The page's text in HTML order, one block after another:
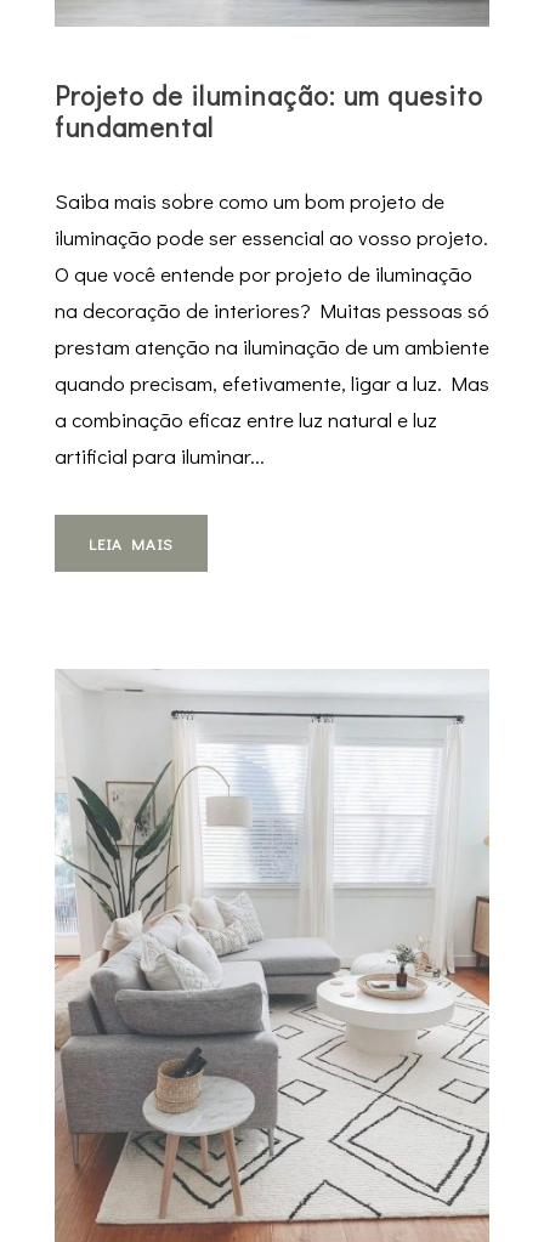
Projeto de iluminação: um quesito
fundamental
Saiba mais sobre como um bom projeto de
iluminação pode ser essencial ao vosso projeto.
O que você entende por projeto de iluminação
na decoração de interiores? Muitas pessoas só
prestam atenção na iluminação de um ambiente
quando precisam, efetivamente, ligar a luz. Mas
a combinação eficaz entre luz natural e luz
artificial para iluminar...
LEIA MAIS